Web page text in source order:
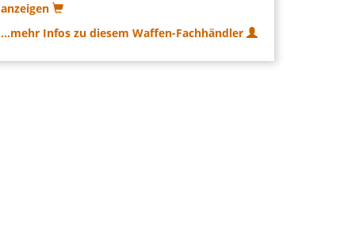
anzeigen
...mehr Infos zu diesem Waffen-Fachhändler